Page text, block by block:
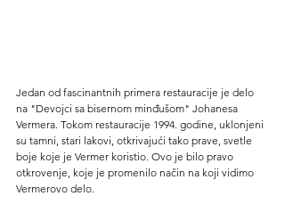
Jedan od fascinantnih primera restauracije je delo
na "Devojci sa bisernom minđušom" Johanesa
Vermera. Tokom restauracije 1994. godine, uklonjeni
su tamni, stari lakovi, otkrivajući tako prave, svetle
boje koje je Vermer koristio. Ovo je bilo pravo
otkrovenje, koje je promenilo način na koji vidimo
Vermerovo delo.